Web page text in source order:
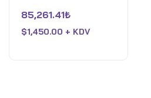
üzerinden
0
aldı
85,261.41₺
$1,450.00 + KDV